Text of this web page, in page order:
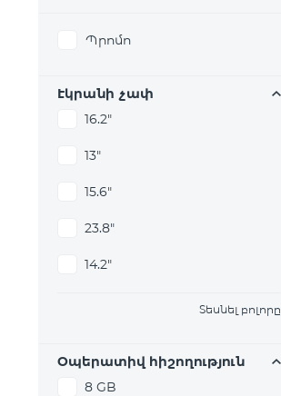
Պրոմո
Էկրանի չափ
16.2"
13"
15.6"
23.8"
14.2"
Տեսնել բոլորը
Օպերատիվ հիշողություն
8 GB